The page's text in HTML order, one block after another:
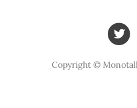
Copyright ©